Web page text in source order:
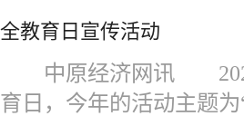
全教育日宣传活动
中原经济网讯 2026
育日，今年的活动主题